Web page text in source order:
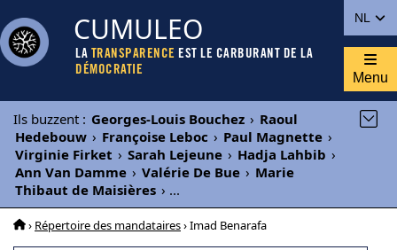
NL
CUMULEO
LA TRANSPARENCE EST LE CARBURANT DE LA
DÉMOCRATIE
Menu
Ils buzzent : Georges-Louis Bouchez › Raoul
Hedebouw › Françoise Leboc › Paul Magnette ›
Virginie Firket › Sarah Lejeune › Hadja Lahbib ›
Ann Van Damme › Valérie De Bue › Marie
Thibaut de Maisières › ...
› Répertoire des mandataires› Imad Benarafa